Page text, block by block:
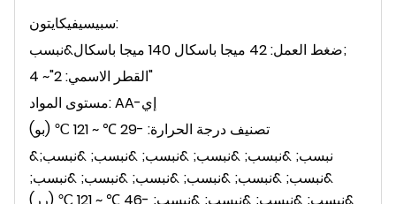
سبيسيفيكايتون:
ضغط العمل: 42 ميجا باسكال 140 ميجا باسكال&نبسب;
القطر الاسمي: 2"~ 4"
مستوى المواد: AA-إي
تصنيف درجة الحرارة: -29 ℃ ~ 121 ℃ (بو)
&نبسب; &نبسب; &نبسب; &نبسب; &نبسب; &نبسب;
&نبسب; &نبسب; &نبسب; &نبسب; &نبسب; &نبسب;
&نبسب; &نبسب; &نبسب; &نبسب; -46 ℃ ~ 121 ℃ (رر)